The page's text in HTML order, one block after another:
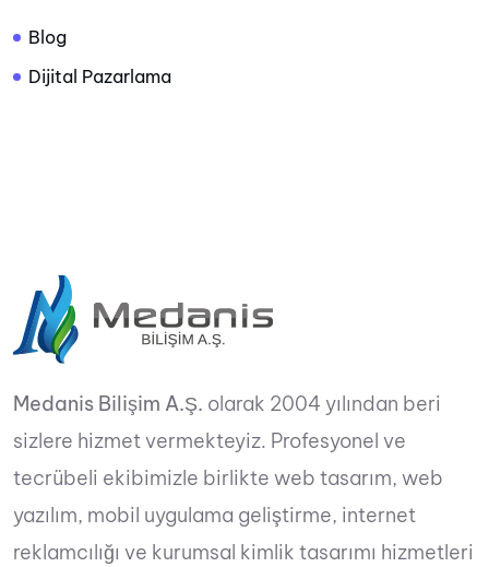
Blog
Dijital Pazarlama
Medanis Bilişim A.Ş. olarak 2004 yılından beri
sizlere hizmet vermekteyiz. Profesyonel ve
tecrübeli ekibimizle birlikte web tasarım, web
yazılım, mobil uygulama geliştirme, internet
reklamcılığı ve kurumsal kimlik tasarımı hizmetleri